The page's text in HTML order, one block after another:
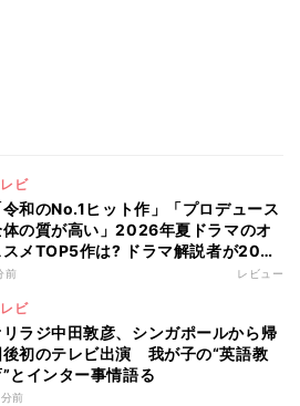
ビ
令和のNo.1ヒット作」「プロデュース
体の質が高い」2026年夏ドラマのオ
スメTOP5作は? ドラマ解説者が20作
向を“視聴率無視”で徹底分析
前 レビュー
ビ
ラジ中田敦彦、シンガポールから帰
後初のテレビ出演 我が子の“英語教
とインター事情語る
前